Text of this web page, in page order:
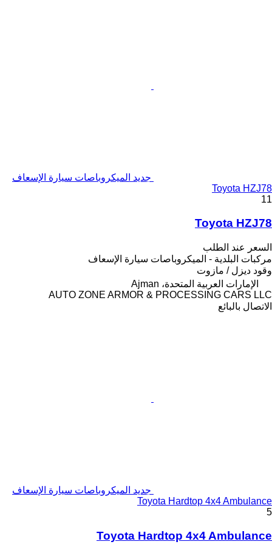
جديد الميكروباصات سيارة الإسعاف
Toyota HZJ78
11
Toyota HZJ78
السعر عند الطلب
مركبات البلدية - الميكروباصات سيارة الإسعاف
وقود ديزل / مازوت
الإمارات العربية المتحدة، Ajman
AUTO ZONE ARMOR & PROCESSING CARS LLC
الاتصال بالبائع
جديد الميكروباصات سيارة الإسعاف
Toyota Hardtop 4x4 Ambulance
5
Toyota Hardtop 4x4 Ambulance